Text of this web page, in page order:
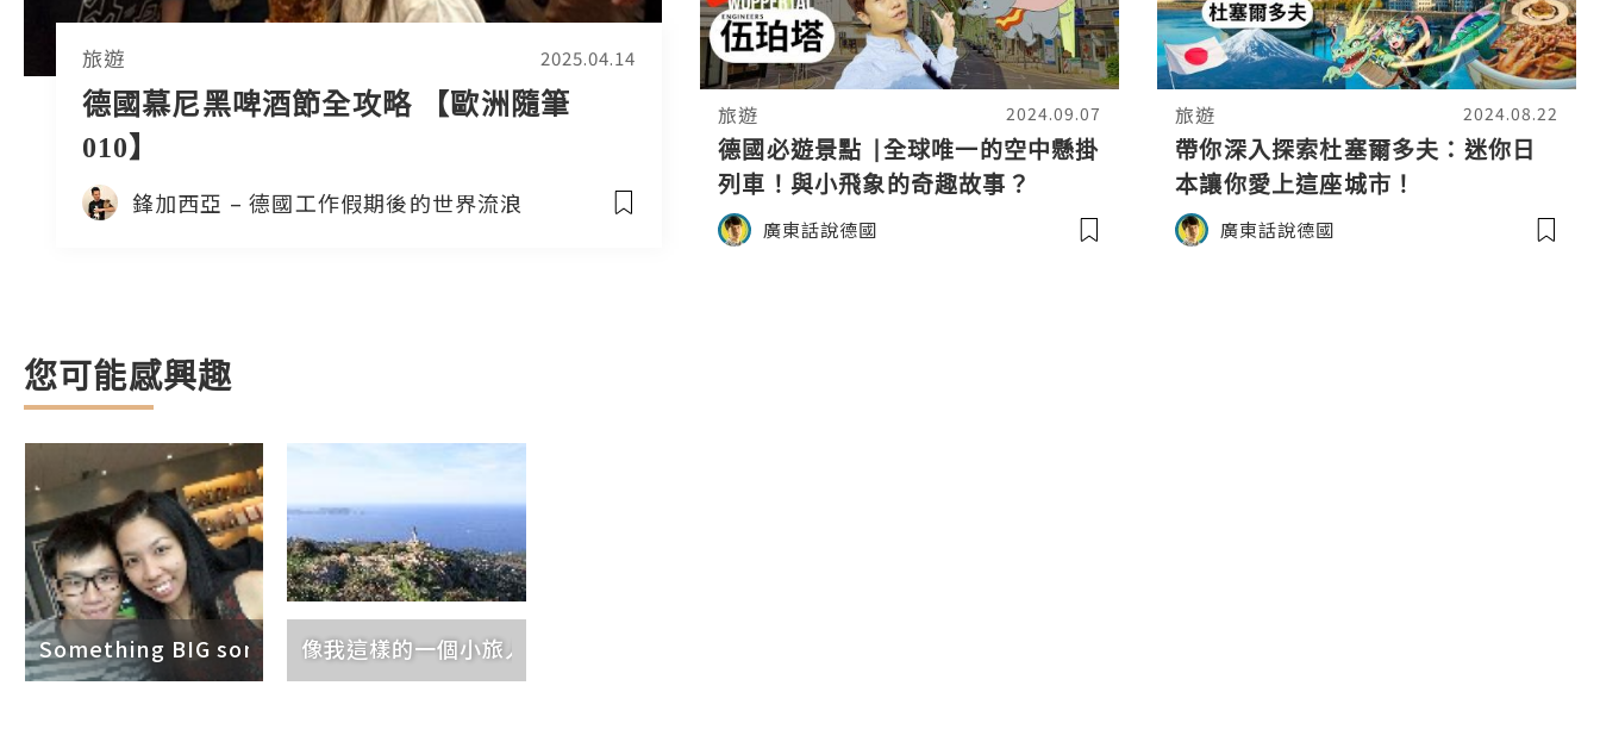
旅遊 2025.04.14
德國慕尼黑啤酒節全攻略 【歐洲隨筆
010】
鋒加西亞 – 德國工作假期後的世界流浪
旅遊 2024.09.07
德國必遊景點 |全球唯一的空中懸掛
列車！與小飛象的奇趣故事？
廣東話說德國
旅遊 2024.08.22
帶你深入探索杜塞爾多夫：迷你日
本讓你愛上這座城市！
廣東話說德國
您可能感興趣
Something BIG something SPECIAL
像我這樣的一個小旅人